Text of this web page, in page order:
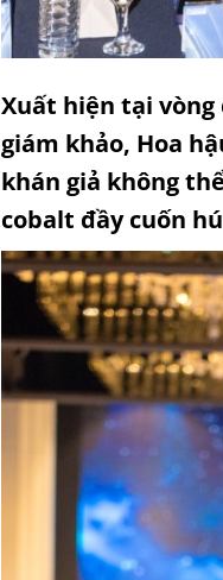
Xuất hiện tại vòng
giám khảo, Hoa
khán giả không
cobalt đầy cuốn